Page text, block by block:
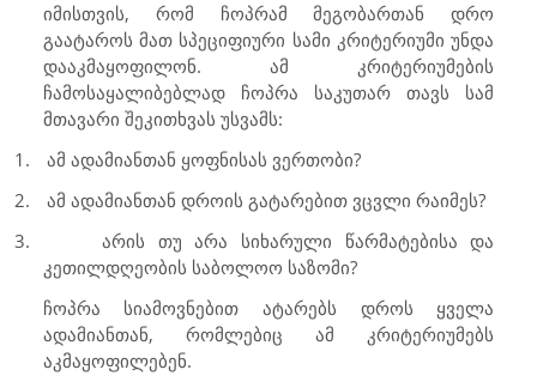
იმისთვის, რომ ჩოპრამ მეგობართან დრო
გაატაროს მათ სპეციფიური სამი კრიტერიუმი უნდა
დააკმაყოფილონ. ამ კრიტერიუმების
ჩამოსაყალიბებლად ჩოპრა საკუთარ თავს სამ
მთავარი შეკითხვას უსვამს:
1.
ამ ადამიანთან ყოფნისას ვერთობი?
2.
ამ ადამიანთან დროის გატარებით ვცვლი რაიმეს?
3.
არის თუ არა სიხარული წარმატებისა და
კეთილდღეობის საბოლოო საზომი?
ჩოპრა სიამოვნებით ატარებს დროს ყველა
ადამიანთან, რომლებიც ამ კრიტერიუმებს
აკმაყოფილებენ.